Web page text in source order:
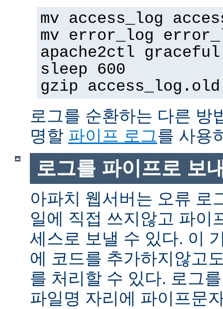
mv access_log
mv error_log
apache2ctl graceful
sleep 600
gzip
로그를 순환하는 다른 방
명할 파이프 로그를 사용
로그를 파이프로 보
아파치 웹서버는 오류 로
일에 직접 쓰지않고 파이
세스로 보낼 수 있다. 이
에 코드를 추가하지않고
를 처리할 수 있다. 로그
파일명 자리에 파이프문